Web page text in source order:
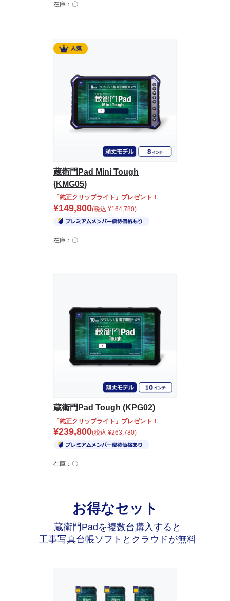
在庫：〇
蔵衛門Pad Mini Tough
(KMG05)
「純正クリップライト」プレゼント！
¥149,800(税込 ¥164,780)
在庫：〇
蔵衛門Pad Tough (KPG02)
「純正クリップライト」プレゼント！
¥239,800(税込 ¥263,780)
在庫：〇
お得なセット
蔵衛門Padを複数台購入すると
工事写真台帳ソフトとクラウドが無料